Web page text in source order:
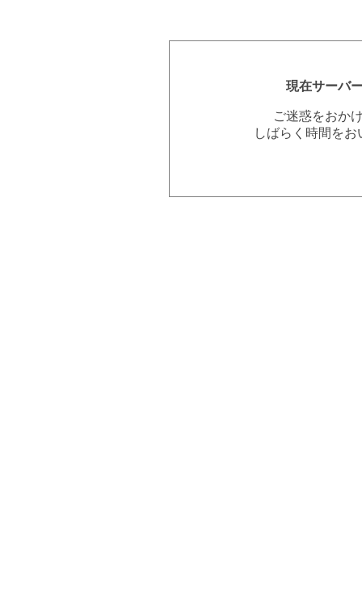
現在サーバ
ご迷惑をおか
しばらく時間を